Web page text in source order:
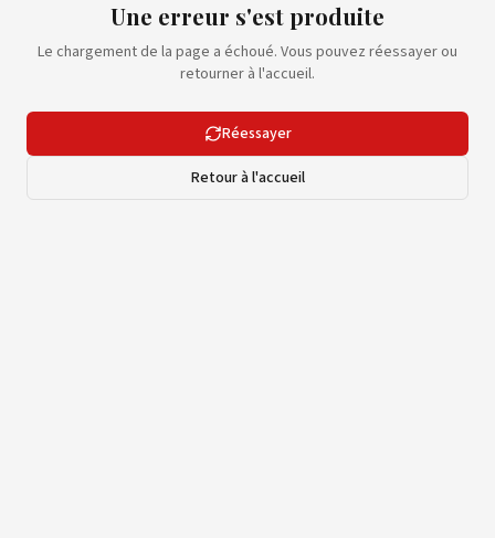
Une erreur s'est produite
Le chargement de la page a échoué. Vous pouvez réessayer ou
retourner à l'accueil.
Réessayer
Retour à l'accueil